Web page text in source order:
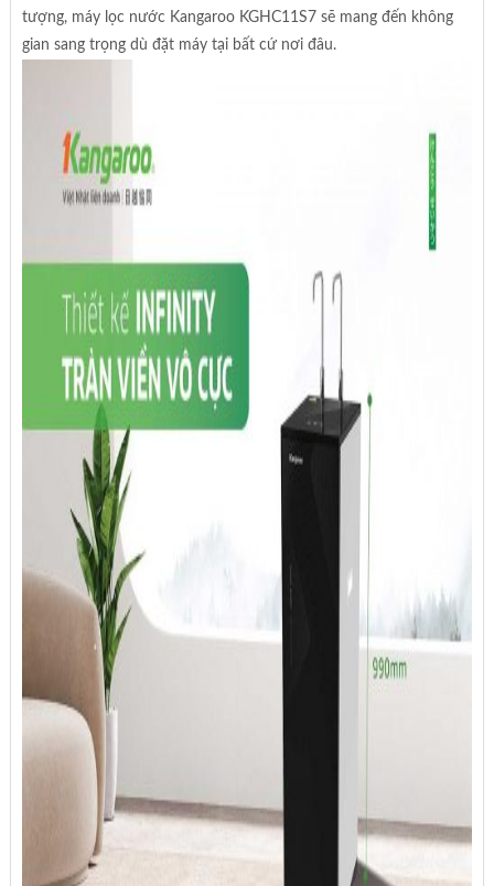
tượng, máy lọc nước Kangaroo KGHC11S7 sẽ mang đến không
gian sang trọng dù đặt máy tại bất cứ nơi đâu.